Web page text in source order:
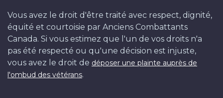
Vous avez le droit d'être traité avec respect, dignité,
équité et courtoisie par Anciens Combattants
Canada. Si vous estimez que l'un de vos droits n'a
pas été respecté ou qu'une décision est injuste,
vous avez le droit de déposer une plainte auprès de
l'ombud des vétérans.